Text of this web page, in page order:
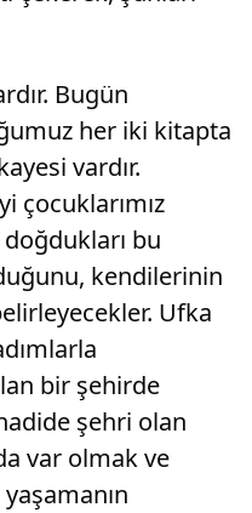
Bugün
her iki kitapta
vardır.
çocuklarımız
doğdukları bu
kendilerinin
Ufka
bir şehirde
şehri olan
var olmak ve